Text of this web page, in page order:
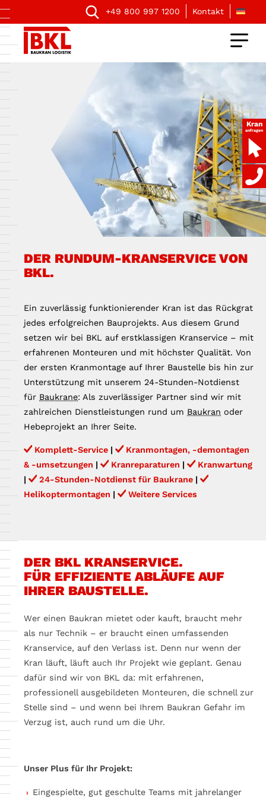
+49 800 997 1200 Kontakt
DER RUNDUM-KRANSERVICE VON
BKL.
Ein zuverlässig funktionierender Kran ist das Rückgrat
jedes erfolgreichen Bauprojekts. Aus diesem Grund
setzen wir bei BKL auf erstklassigen Kranservice – mit
erfahrenen Monteuren und mit höchster Qualität. Von
der ersten Kranmontage auf Ihrer Baustelle bis hin zur
Unterstützung mit unserem 24-Stunden-Notdienst
für Baukrane: Als zuverlässiger Partner sind wir mit
zahlreichen Dienstleistungen rund um Baukran oder
Hebeprojekt an Ihrer Seite.
Komplett-Service |
Kranmontagen, -demontagen
& -umsetzungen | Kranreparaturen |
Kranwartung
|
24-Stunden-Notdienst für Baukrane |
Helikoptermontagen | Weitere Services
DER BKL KRANSERVICE.
FÜR EFFIZIENTE ABLÄUFE AUF
IHRER BAUSTELLE.
Wer einen Baukran mietet oder kauft, braucht mehr
als nur Technik – er braucht einen umfassenden
Kranservice, auf den Verlass ist. Denn nur wenn der
Kran läuft, läuft auch Ihr Projekt wie geplant. Genau
dafür sind wir von BKL da: mit erfahrenen,
professionell ausgebildeten Monteuren, die schnell zur
Stelle sind – und wenn bei Ihrem Baukran Gefahr im
Verzug ist, auch rund um die Uhr.
Unser Plus für Ihr Projekt:
Eingespielte, gut geschulte Teams mit jahrelanger
Kran
anfragen